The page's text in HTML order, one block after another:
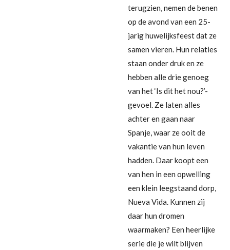
terugzien, nemen de benen
op de avond van een 25-
jarig huwelijksfeest dat ze
samen vieren. Hun relaties
staan onder druk en ze
hebben alle drie genoeg
van het ‘Is dit het nou?’-
gevoel. Ze laten alles
achter en gaan naar
Spanje, waar ze ooit de
vakantie van hun leven
hadden. Daar koopt een
van hen in een opwelling
een klein leegstaand dorp,
Nueva Vida. Kunnen zij
daar hun dromen
waarmaken? Een heerlijke
serie die je wilt blijven